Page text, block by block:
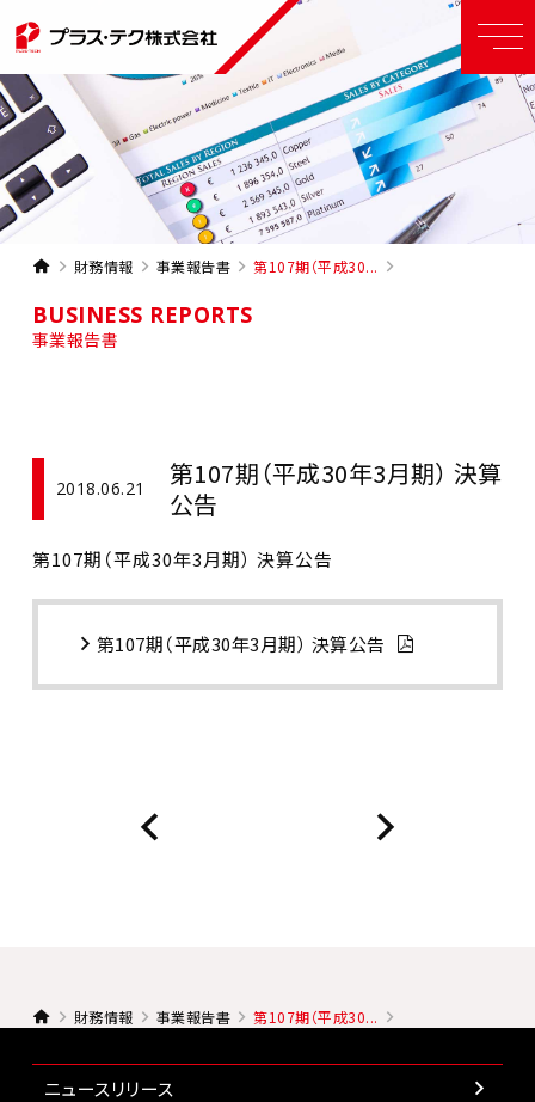
財務情報 事業報告書 第107期（平成30...
BUSINESS REPORTS
事業報告書
2018.06.21
第107期（平成30年3月期） 決算
公告
第107期（平成30年3月期） 決算公告
第107期（平成30年3月期） 決算公告
財務情報 事業報告書 第107期（平成30...
ニュースリリース